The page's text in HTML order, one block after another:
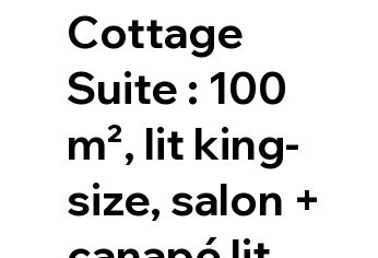
Cottage
Suite : 100
m², lit king-
size, salon +